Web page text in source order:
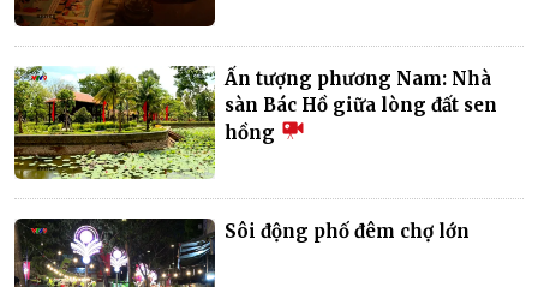
Ấn tượng phương Nam: Nhà
sàn Bác Hồ giữa lòng đất sen
hồng
Sôi động phố đêm chợ lớn